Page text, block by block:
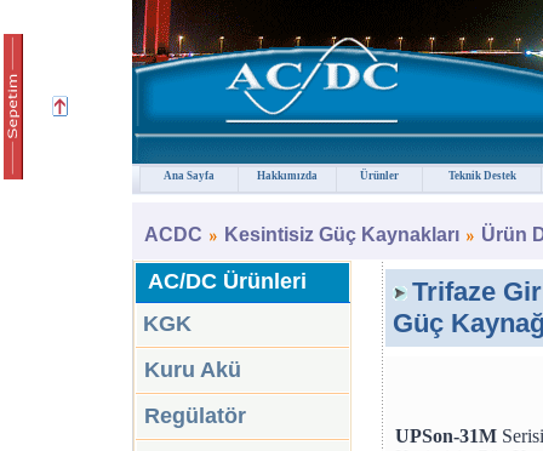
ACDC Kesintisiz Güç Kaynakları Ürün
AC/DC Ürünleri
KGK
Kuru Akü
Regülatör
Trifaze
Güç
UPSon-31M
Ana Sayfa Hakkımızda Ürünler Teknik Destek